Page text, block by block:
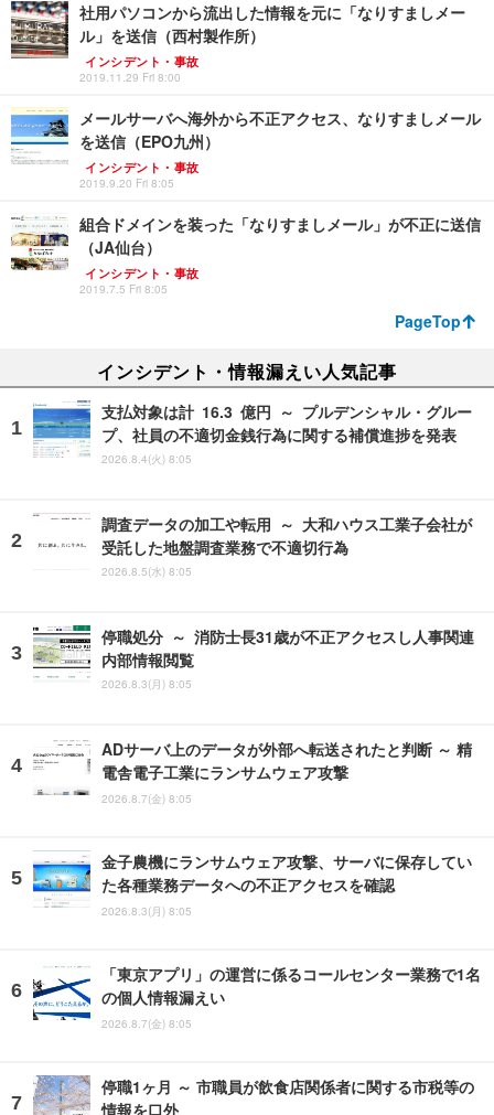
社用パソコンから流出した情報を元に「なりすましメー
ル」を送信（西村製作所）
インシデント・事故
2019.11.29 Fri 8:00
メールサーバへ海外から不正アクセス、なりすましメール
を送信（EPO九州）
インシデント・事故
2019.9.20 Fri 8:05
組合ドメインを装った「なりすましメール」が不正に送信
（JA仙台）
インシデント・事故
2019.7.5 Fri 8:05
PageTop
インシデント・情報漏えい人気記事
支払対象は計 16.3 億円 ～ プルデンシャル・グルー
プ、社員の不適切金銭行為に関する補償進捗を発表
2026.8.4(火) 8:05
調査データの加工や転用 ～ 大和ハウス工業子会社が
受託した地盤調査業務で不適切行為
2026.8.5(水) 8:05
停職処分 ～ 消防士長31歳が不正アクセスし人事関連
内部情報閲覧
2026.8.3(月) 8:05
ADサーバ上のデータが外部へ転送されたと判断 ～ 精
電舎電子工業にランサムウェア攻撃
2026.8.7(金) 8:05
金子農機にランサムウェア攻撃、サーバに保存してい
た各種業務データへの不正アクセスを確認
2026.8.3(月) 8:05
「東京アプリ」の運営に係るコールセンター業務で1名
の個人情報漏えい
2026.8.7(金) 8:05
停職1ヶ月 ～ 市職員が飲食店関係者に関する市税等の
情報を口外